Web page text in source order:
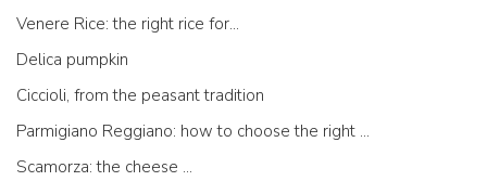
Venere Rice: the right rice for...
Delica pumpkin
Ciccioli, from the peasant tradition
Parmigiano Reggiano: how to choose the right one
Scamorza: the cheese ...